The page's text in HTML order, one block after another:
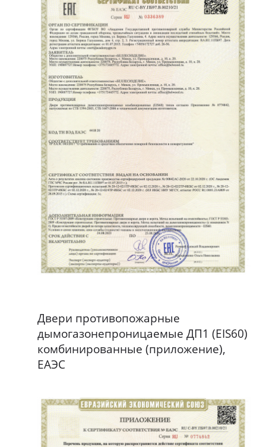
Двери противопожарные
дымогазонепроницаемые ДП1 (EIS60)
комбинированные (приложение),
ЕАЭС